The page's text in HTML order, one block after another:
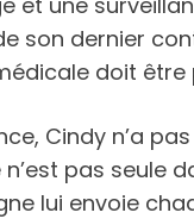
son dernier
doit
Cindy n’a
n’est pas
lui envoie